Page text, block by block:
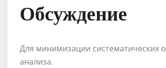
Обсуждение
Для минимизации
анализа.